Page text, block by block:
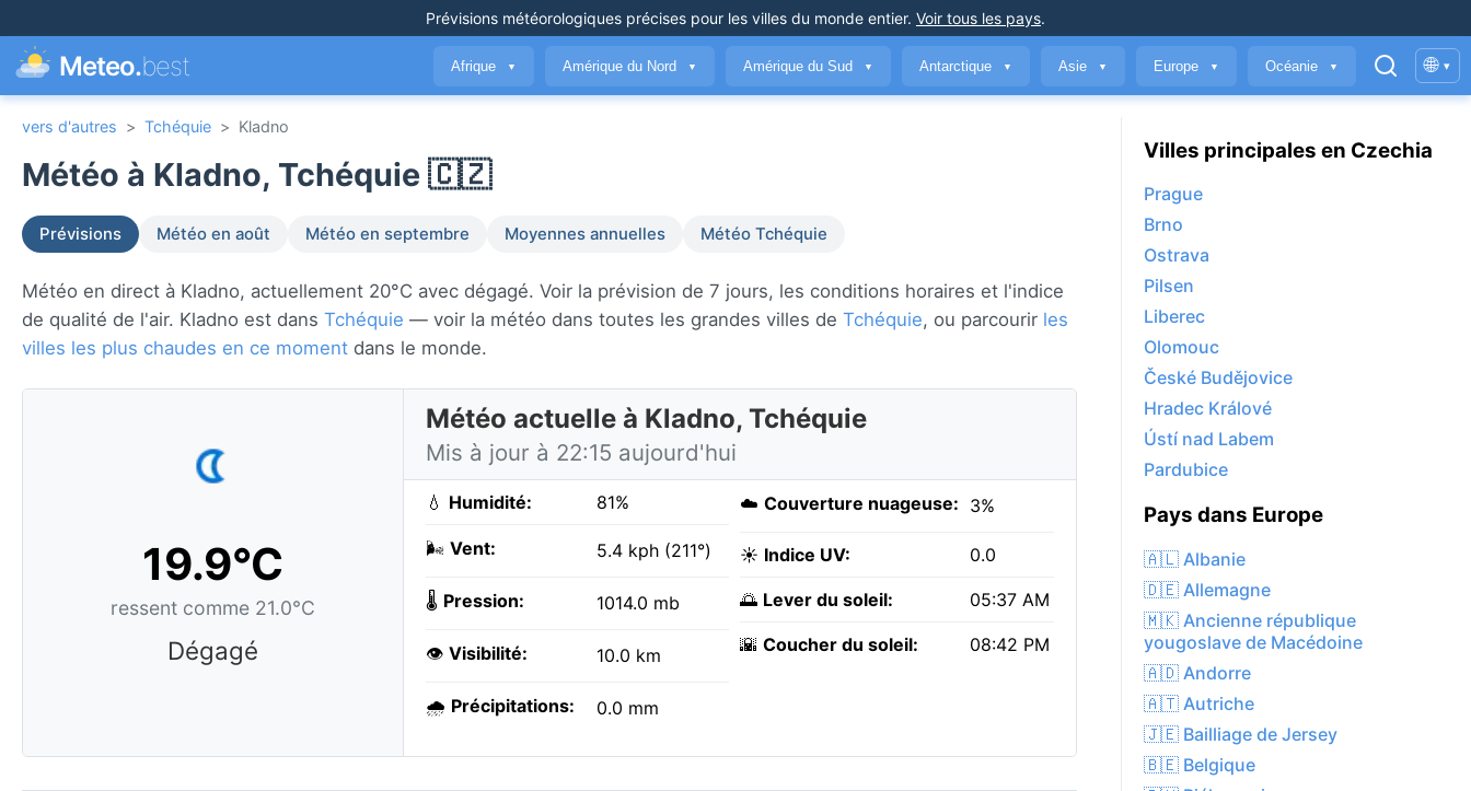
Prévisions météorologiques précises pour les villes du monde entier. Voir tous les pays.
Meteo.best Afrique ▼ Amérique du Nord ▼ Amérique du Sud ▼ Antarctique ▼ Asie ▼ Europe ▼ Océanie ▼ 🌐 ▾
vers d'autres > Tchéquie > Kladno
Météo à Kladno, Tchéquie 🇨🇿
Prévisions Météo en août Météo en septembre Moyennes annuelles Météo Tchéquie
Météo en direct à Kladno, actuellement 20°C avec dégagé. Voir la prévision de 7 jours, les conditions horaires et l'indice
de qualité de l'air. Kladno est dans Tchéquie — voir la météo dans toutes les grandes villes de Tchéquie, ou parcourir les
villes les plus chaudes en ce moment dans le monde.
19.9°C
ressent comme 21.0°C
Dégagé
Météo actuelle à Kladno, Tchéquie
Mis à jour à 22:15 aujourd'hui
💧 Humidité: 81%
🌬️ Vent: 5.4 kph (211°)
🌡️ Pression: 1014.0 mb
👁️ Visibilité: 10.0 km
🌧️ Précipitations: 0.0 mm
☁️ Couverture nuageuse: 3%
☀️ Indice UV: 0.0
🌅 Lever du soleil: 05:37 AM
🌇 Coucher du soleil: 08:42 PM
Villes principales en Czechia
Prague
Brno
Ostrava
Pilsen
Liberec
Olomouc
České Budějovice
Hradec Králové
Ústí nad Labem
Pardubice
Pays dans Europe
🇦🇱 Albanie
🇩🇪 Allemagne
🇲🇰 Ancienne république
yougoslave de Macédoine
🇦🇩 Andorre
🇦🇹 Autriche
🇯🇪 Bailliage de Jersey
🇧🇪 Belgique